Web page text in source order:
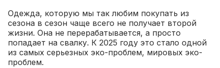
Одежда, которую мы так любим покупать из
сезона в сезон чаще всего не получает второй
жизни. Она не перерабатывается, а просто
попадает на свалку. К 2025 году это стало одной
из самых серьезных эко-проблем, мировых эко-
проблем.